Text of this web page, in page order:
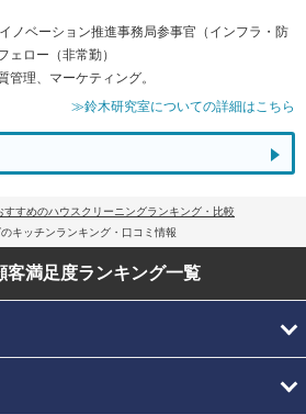
ノベーション推進事務局参事官（インフラ・防
ェロー（非常勤）
管理、マーケティング。
≫鈴木研究室についての詳細はこちら
すすめのハウスクリーニングランキング・比較
キッチンランキング・口コミ情報
客満足度ランキング一覧